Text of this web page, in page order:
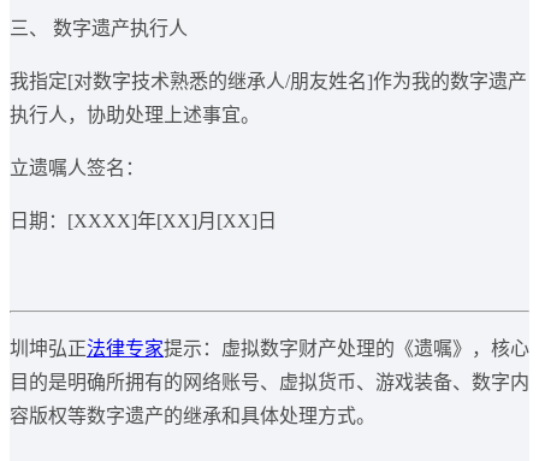
三、 数字遗产执行人
我指定[对数字技术熟悉的继承人/朋友姓名]作为我的数字遗产
执行人，协助处理上述事宜。
立遗嘱人签名：
日期：[XXXX]年[XX]月[XX]日
圳坤弘正法律专家提示：虚拟数字财产处理的《遗嘱》，核心
目的是明确所拥有的网络账号、虚拟货币、游戏装备、数字内
容版权等数字遗产的继承和具体处理方式。